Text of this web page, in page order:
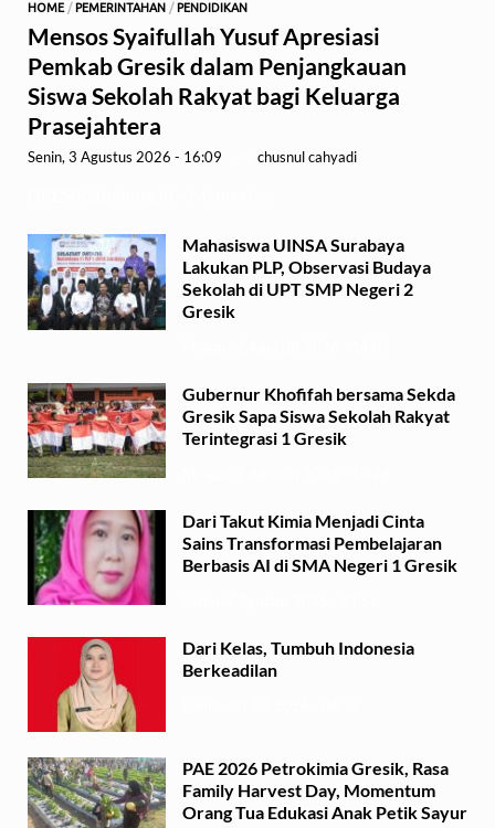
HOME/ PEMERINTAHAN / PENDIDIKAN
Mensos Syaifullah Yusuf Apresiasi
Pemkab Gresik dalam Penjangkauan
Siswa Sekolah Rakyat bagi Keluarga
Prasejahtera
Senin, 3 Agustus 2026 - 16:09 chusnul cahyadi
Mahasiswa UINSA Surabaya
Lakukan PLP, Observasi Budaya
Sekolah di UPT SMP Negeri 2
Gresik
Gubernur Khofifah bersama Sekda
Gresik Sapa Siswa Sekolah Rakyat
Terintegrasi 1 Gresik
Dari Takut Kimia Menjadi Cinta
Sains Transformasi Pembelajaran
Berbasis AI di SMA Negeri 1 Gresik
Dari Kelas, Tumbuh Indonesia
Berkeadilan
PAE 2026 Petrokimia Gresik, Rasa
Family Harvest Day, Momentum
Orang Tua Edukasi Anak Petik Sayur